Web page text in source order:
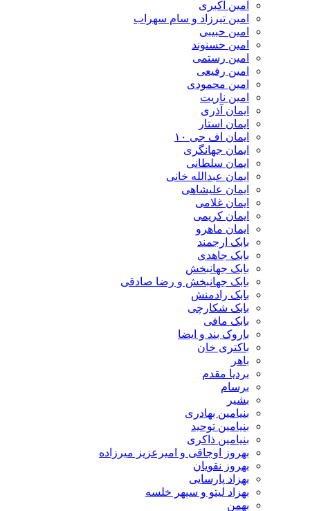
امین اکبری
امین تیرزاد و سام سهراب
امین حبیبی
امین حسنوند
امین رستمی
امین رفیعی
امین محمودی
امین ناریت
ایمان آذری
ایمان استار
ایمان اف جی ۱۰
ایمان جهانگری
ایمان سلطانی
ایمان عبدالله خانی
ایمان علیشاهی
ایمان غلامی
ایمان کریمی
ایمان ماهرو
بابک ارجمند
بابک جاهدی
بابک جهانبخش
بابک جهانبخش و رضا صادقی
بابک رادمنش
بابک شکارچی
بابک مافی
باروک بند و ایضا
باکتری خان
بردیا مقدم
بنیامین بهادری
بنیامین توحید
بنیامین ذاکری
بهروز اوجاقی و امیرعزیز میرزاده
بهروز نقویان
بهزاد پارسایی
بهزاد لیتو و سپهر خلسه